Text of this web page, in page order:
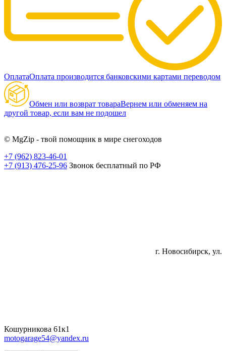
ОплатаОплата производится банковскими картами переводом
Обмен или возврат товараВернем или обменяем на
другой товар, если вам не подошел
© MgZip - твой помощник в мире снегоходов
+7 (962) 823-46-01
+7 (913) 476-25-96 Звонок бесплатный по РФ
г. Новосибирск, ул.
Кошурникова 61к1
motogarage54@yandex.ru